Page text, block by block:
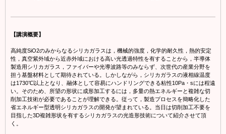
【講演概要】
高純度SiO2のみからなるシリカガラスは，機械的強度，化学的耐久性，熱的安定
性，真空紫外域から近赤外域における高い光透過特性を有することから，半導体
製造用シリカガラス，ファイバーや光導波路等のみならず、次世代の産業分野を
担う基盤材料として期待されている。しかしながら，シリカガラスの液相線温度
は1730℃以上となり、融体として容易にハンドリングできる粘性10Pa・sには程遠
い。そのため、所望の形状に成形加工するには，多量の熱エネルギーと複雑な切
削加工技術が必要であることが理解できる。従って，製造プロセスを簡略化した
省エネルギー型透明シリカガラスの開発が望まれている。当日は切削加工不要を
目指した3D複雑形状を有するシリカガラスの光造形技術について紹介させて頂
く。